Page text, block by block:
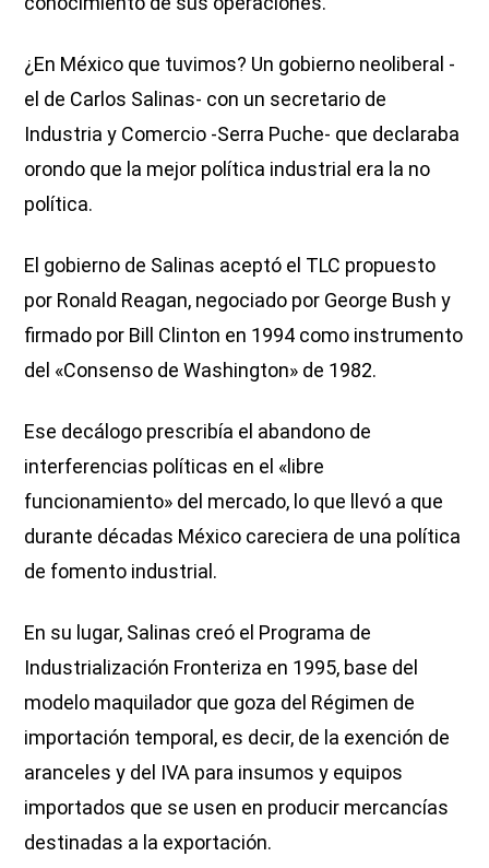
¿En México que tuvimos? Un gobierno neoliberal -
el de Carlos Salinas- con un secretario de
Industria y Comercio -Serra Puche- que declaraba
orondo que la mejor política industrial era la no
política.
El gobierno de Salinas aceptó el TLC propuesto
por Ronald Reagan, negociado por George Bush y
firmado por Bill Clinton en 1994 como instrumento
del «Consenso de Washington» de 1982.
Ese decálogo prescribía el abandono de
interferencias políticas en el «libre
funcionamiento» del mercado, lo que llevó a que
durante décadas México careciera de una política
de fomento industrial.
En su lugar, Salinas creó el Programa de
Industrialización Fronteriza en 1995, base del
modelo maquilador que goza del Régimen de
importación temporal, es decir, de la exención de
aranceles y del IVA para insumos y equipos
importados que se usen en producir mercancías
destinadas a la exportación.